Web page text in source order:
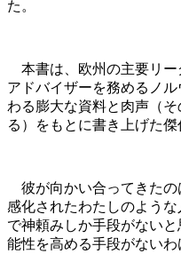
た。
本書は、欧州の主要リー
アドバイザーを務めるノ
わる膨大な資料と肉声（
る）をもとに書き上げた傑
彼が向かい合ってきたの
感化されたわたしのよう
で神頼みしか手段がない
能性を高める手段がないわ